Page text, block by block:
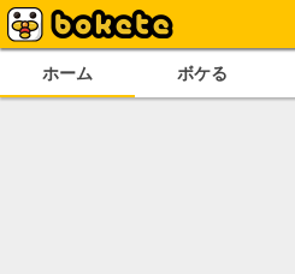
ホーム ボケる